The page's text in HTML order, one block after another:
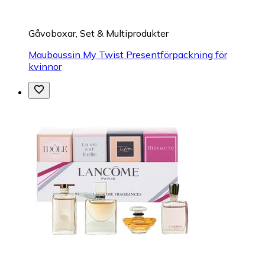
Gåvoboxar, Set & Multiprodukter
Mauboussin My Twist Presentförpackning för
kvinnor